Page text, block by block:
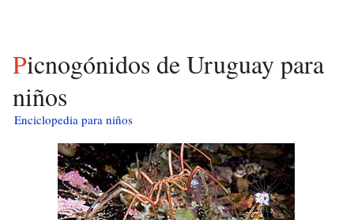
Picnogónidos de Uruguay para
niños
Enciclopedia para niños